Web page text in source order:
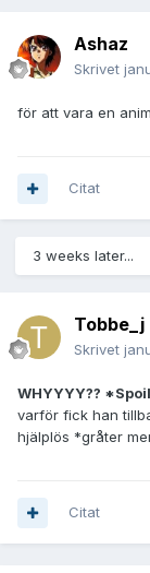
Ashaz
Skrivet
för att vara en
Citat
3 weeks later...
Tobbe_j
Skrivet
WHYYYY??
varför fick han
hjälplös *gråter
Citat